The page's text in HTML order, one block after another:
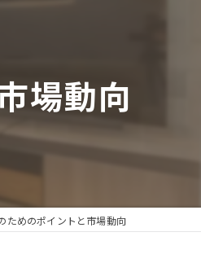
場動向
ためのポイントと市場動向